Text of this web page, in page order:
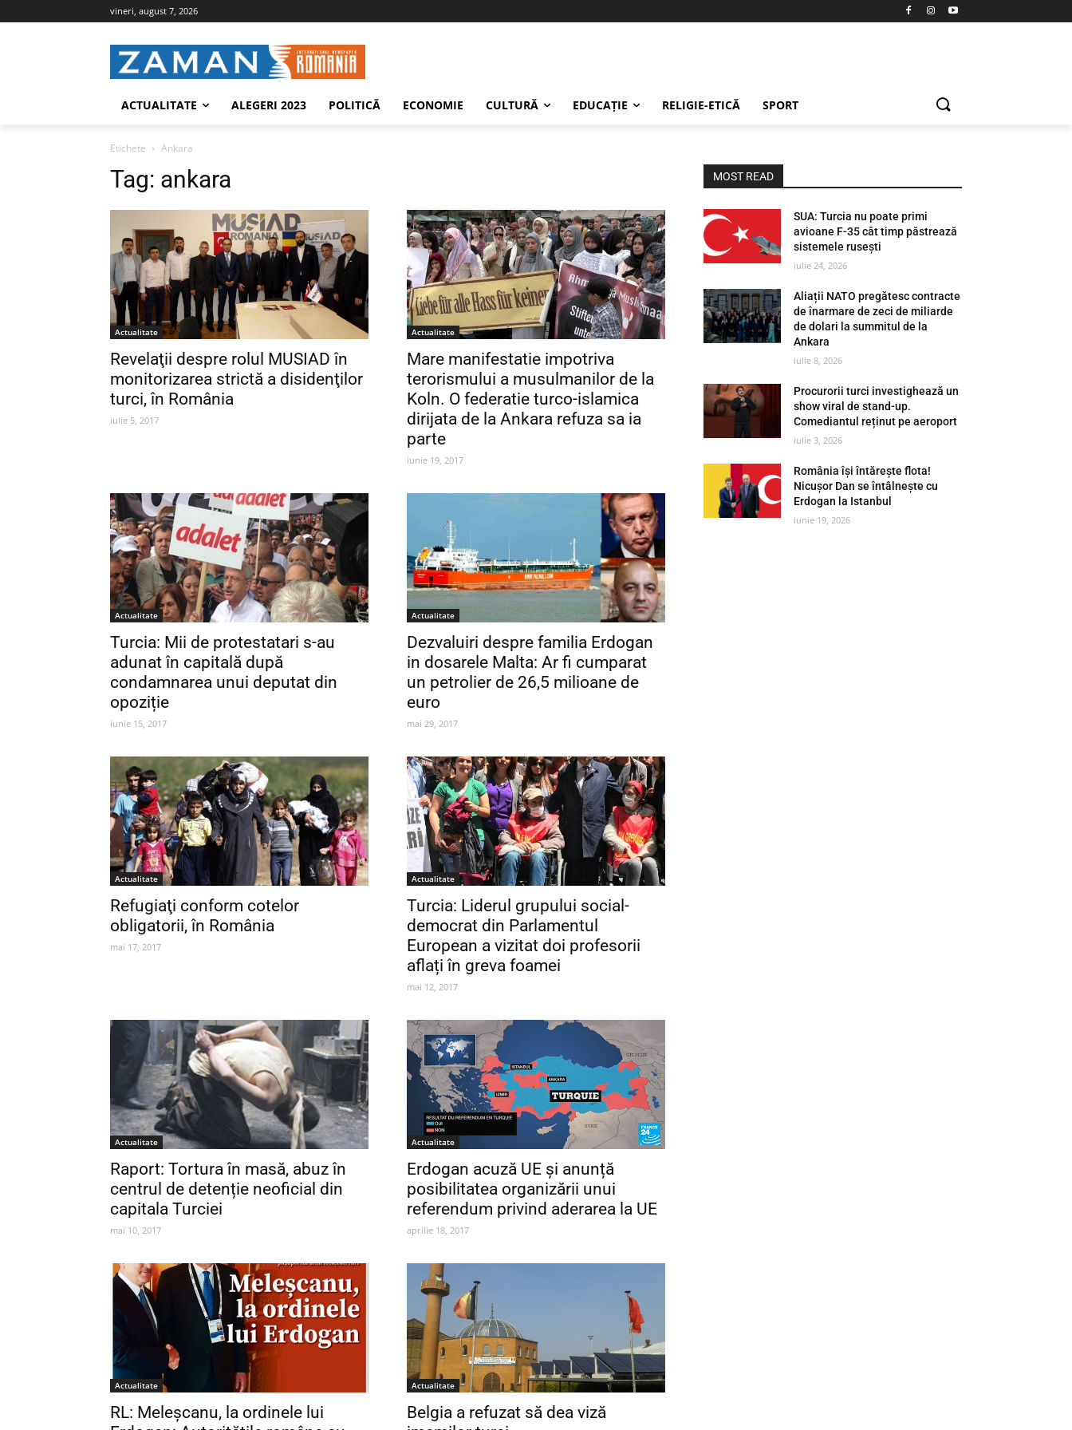
vineri, august 7, 2026
ACTUALITATE ALEGERI 2023 POLITICĂ ECONOMIE CULTURĂ EDUCAŢIE RELIGIE-ETICĂ SPORT
Etichete Ankara
Tag: ankara
Actualitate
Revelaţii despre rolul MUSIAD în
monitorizarea strictă a disidenţilor
turci, în România
iulie 5, 2017
Actualitate
Mare manifestatie impotriva
terorismului a musulmanilor de la
Koln. O federatie turco-islamica
dirijata de la Ankara refuza sa ia
parte
iunie 19, 2017
Actualitate
Turcia: Mii de protestatari s-au
adunat în capitală după
condamnarea unui deputat din
opoziție
iunie 15, 2017
Actualitate
Dezvaluiri despre familia Erdogan
in dosarele Malta: Ar fi cumparat
un petrolier de 26,5 milioane de
euro
mai 29, 2017
Actualitate
Refugiaţi conform cotelor
obligatorii, în România
mai 17, 2017
Actualitate
Turcia: Liderul grupului social-
democrat din Parlamentul
European a vizitat doi profesorii
aflați în greva foamei
mai 12, 2017
Actualitate
Raport: Tortura în masă, abuz în
centrul de detenție neoficial din
capitala Turciei
mai 10, 2017
Actualitate
Erdogan acuză UE şi anunță
posibilitatea organizării unui
referendum privind aderarea la UE
aprilie 18, 2017
Actualitate
RL: Meleșcanu, la ordinele lui
Actualitate
Belgia a refuzat să dea viză
MOST READ
SUA: Turcia nu poate primi
avioane F-35 cât timp păstrează
sistemele rusești
iulie 24, 2026
Aliații NATO pregătesc contracte
de înarmare de zeci de miliarde
de dolari la summitul de la
Ankara
iulie 8, 2026
Procurorii turci investighează un
show viral de stand-up.
Comediantul reținut pe aeroport
iulie 3, 2026
România își întărește flota!
Nicușor Dan se întâlnește cu
Erdogan la Istanbul
iunie 19, 2026